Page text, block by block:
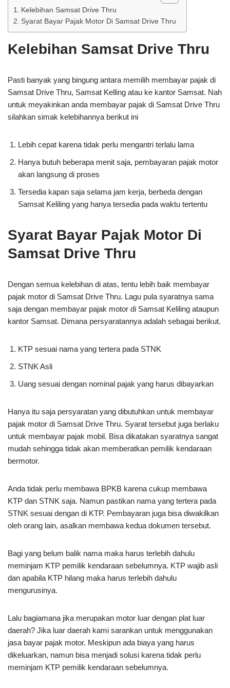
Kelebihan Samsat Drive Thru
Syarat Bayar Pajak Motor Di Samsat Drive Thru
Kelebihan Samsat Drive Thru
Pasti banyak yang bingung antara memilih membayar pajak di
Samsat Drive Thru, Samsat Kelling atau ke kantor Samsat. Nah
untuk meyakinkan anda membayar pajak di Samsat Drive Thru
silahkan simak kelebihannya berikut ini
Lebih cepat karena tidak perlu mengantri terlalu lama
Hanya butuh beberapa menit saja, pembayaran pajak motor
akan langsung di proses
Tersedia kapan saja selama jam kerja, berbeda dengan
Samsat Keliling yang hanya tersedia pada waktu tertentu
Syarat Bayar Pajak Motor Di
Samsat Drive Thru
Dengan semua kelebihan di atas, tentu lebih baik membayar
pajak motor di Samsat Drive Thru. Lagu pula syaratnya sama
saja dengan membayar pajak motor di Samsat Keliling ataupun
kantor Samsat. Dimana persyaratannya adalah sebagai berikut.
KTP sesuai nama yang tertera pada STNK
STNK Asli
Uang sesuai dengan nominal pajak yang harus dibayarkan
Hanya itu saja persyaratan yang dibutuhkan untuk membayar
pajak motor di Samsat Drive Thru. Syarat tersebut juga berlaku
untuk membayar pajak mobil. Bisa dikatakan syaratnya sangat
mudah sehingga tidak akan memberatkan pemilik kendaraan
bermotor.
Anda tidak perlu membawa BPKB karena cukup membawa
KTP dan STNK saja. Namun pastikan nama yang tertera pada
STNK sesuai dengan di KTP. Pembayaran juga bisa diwakilkan
oleh orang lain, asalkan membawa kedua dokumen tersebut.
Bagi yang belum balik nama maka harus terlebih dahulu
meminjam KTP pemilik kendaraan sebelumnya. KTP wajib asli
dan apabila KTP hilang maka harus terlebih dahulu
mengurusinya.
Lalu bagiamana jika merupakan motor luar dengan plat luar
daerah? Jika luar daerah kami sarankan untuk menggunakan
jasa bayar pajak motor. Meskipun ada biaya yang harus
dikeluarkan, namun bisa menjadi solusi karena tidak perlu
meminjam KTP pemilik kendaraan sebelumnya.